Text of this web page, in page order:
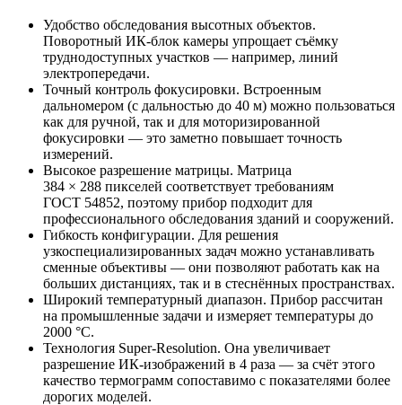
Удобство обследования высотных объектов.
Поворотный ИК‑блок камеры упрощает съёмку
труднодоступных участков — например, линий
электропередачи.
Точный контроль фокусировки. Встроенным
дальномером (с дальностью до 40 м) можно пользоваться
как для ручной, так и для моторизированной
фокусировки — это заметно повышает точность
измерений.
Высокое разрешение матрицы. Матрица
384 × 288 пикселей соответствует требованиям
ГОСТ 54852, поэтому прибор подходит для
профессионального обследования зданий и сооружений.
Гибкость конфигурации. Для решения
узкоспециализированных задач можно устанавливать
сменные объективы — они позволяют работать как на
больших дистанциях, так и в стеснённых пространствах.
Широкий температурный диапазон. Прибор рассчитан
на промышленные задачи и измеряет температуры до
2000 °C.
Технология Super‑Resolution. Она увеличивает
разрешение ИК‑изображений в 4 раза — за счёт этого
качество термограмм сопоставимо с показателями более
дорогих моделей.